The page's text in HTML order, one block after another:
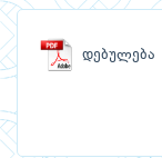
დებულება